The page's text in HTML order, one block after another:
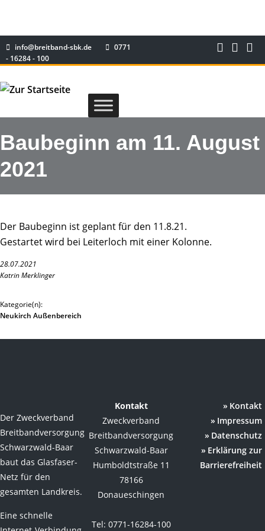
info@breitband-sbk.de
0771
- 16284 - 100
Baubeginn am 11. August
2021
Der Baubeginn ist geplant für den 11.8.21.
Gestartet wird bei Leiterloch mit einer Kolonne.
28.07.2021
Katrin Merklinger
Kategorie(n):
Neukirch Außenbereich
Der Zweckverband
Breitbandversorgung
Schwarzwald-Baar
baut das Glasfaser-
Netz für den
gesamten Landkreis.
Eine schnelle
Kontakt
Zweckverband
Breitbandversorgung
Schwarzwald-Baar
Humboldtstraße 11
78166
Donaueschingen
Tel: 0771-16284-100
Kontakt
Impressum
Datenschutz
Erklärung zur
Barrierefreiheit